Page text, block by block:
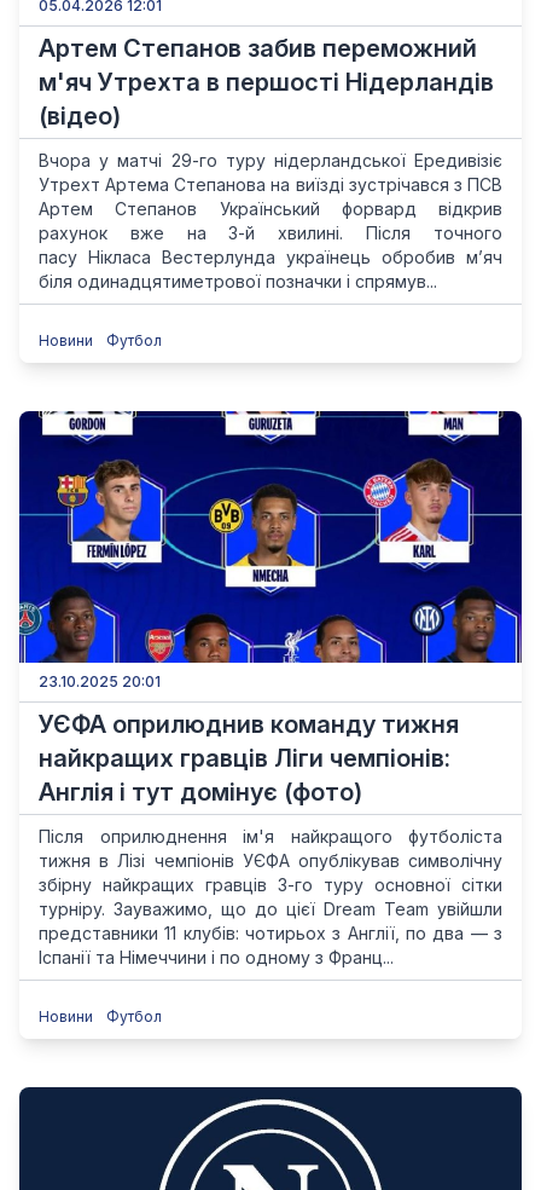
05.04.2026 12:01
Артем Степанов забив переможний
м'яч Утрехта в першості Нідерландів
(відео)
Вчора у матчі 29-го туру нідерландської Ередивізіє
Утрехт Артема Степанова на виїзді зустрічався з ПСВ
Артем Степанов Український форвард відкрив
рахунок вже на 3-й хвилині. Після точного
пасу Нікласа Вестерлунда українець обробив м’яч
біля одинадцятиметрової позначки і спрямув...
Новини Футбол
23.10.2025 20:01
УЄФА оприлюднив команду тижня
найкращих гравців Ліги чемпіонів:
Англія і тут домінує (фото)
Після оприлюднення ім'я найкращого футболіста
тижня в Лізі чемпіонів УЄФА опублікував символічну
збірну найкращих гравців 3-го туру основної сітки
турніру. Зауважимо, що до цієї Dream Team увійшли
представники 11 клубів: чотирьох з Англії, по два — з
Іспанії та Німеччини і по одному з Франц...
Новини Футбол